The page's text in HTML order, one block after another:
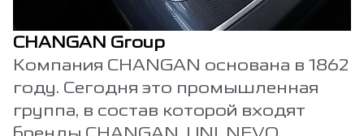
CHANGAN Group
Компания CHANGAN основана в 1862
году. Сегодня это промышленная
группа, в состав которой входят